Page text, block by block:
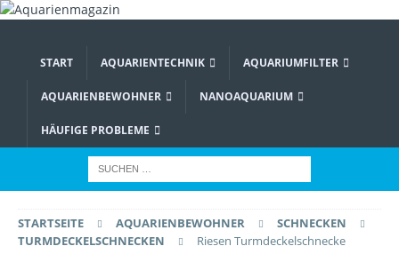
START AQUARIENTECHNIK AQUARIUMFILTER
AQUARIENBEWOHNER NANOAQUARIUM
HÄUFIGE PROBLEME
STARTSEITE AQUARIENBEWOHNER
SCHNECKEN
TURMDECKELSCHNECKEN
Riesen Turmdeckelschnecke